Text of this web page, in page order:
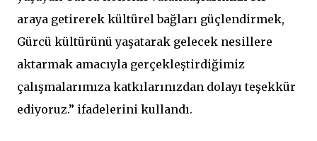
araya getirerek kültürel bağları güçlendirmek,
Gürcü kültürünü yaşatarak gelecek nesillere
aktarmak amacıyla gerçekleştirdiğimiz
çalışmalarımıza katkılarınızdan dolayı teşekkür
ediyoruz.” ifadelerini kullandı.